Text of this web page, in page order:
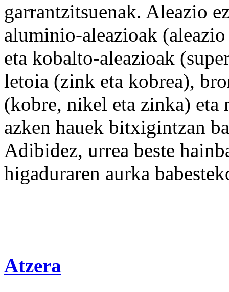
garrantzitsuenak. Aleazio
aluminio-aleazioak
eta kobalto-aleazioak
letoia (zink eta kobrea),
(kobre, nikel eta zinka) eta
azken hauek bitxigintzan
Adibidez, urrea beste
higaduraren aurka
Atzera